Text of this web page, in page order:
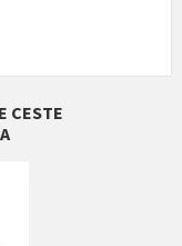
CESTE